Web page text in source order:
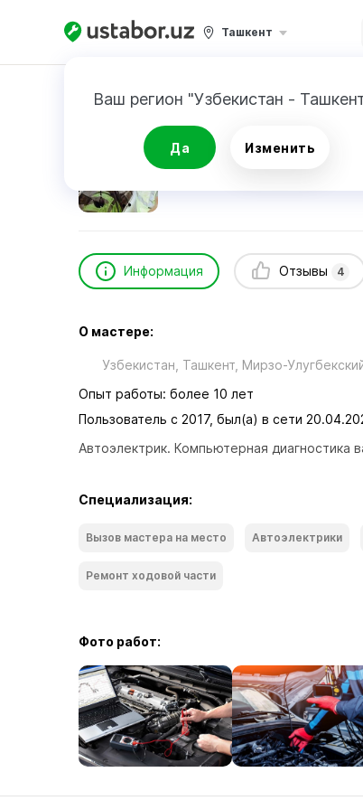
Ташкент
Ваш регион "Узбекистан -
Да Изменить
Главная Автоуслуги и сервис
Фозил Саидходжаев
Информация Отзывы 4
О мастере:
Узбекистан, Ташкент, Мирзо-
Опыт работы: более 10 лет
Пользователь с 2017, был(а) в сети
Автоэлектрик. Компьютерная диагностика
Специализация:
Вызов мастера на место Автоэлектрики
Ремонт ходoвой части
Фото работ: